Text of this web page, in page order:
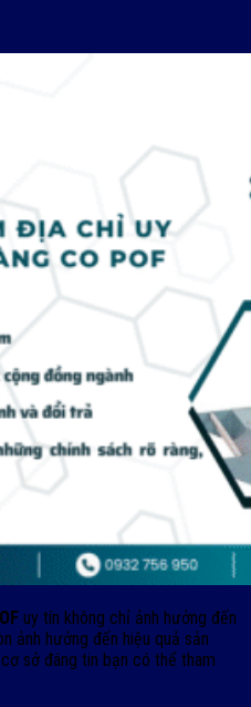
uy tín không chỉ ảnh hưởng đến
ảnh hưởng đến hiệu quả sản
sở đáng tin bạn có thể tham